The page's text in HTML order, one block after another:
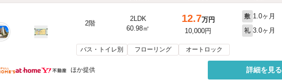
2階
2LDK
60.98㎡
12.7万円
10,000円
敷 1.0ヶ月
礼 3.0ヶ月
バス・トイレ別 フローリング オートロック
ほか提供 詳細を見る